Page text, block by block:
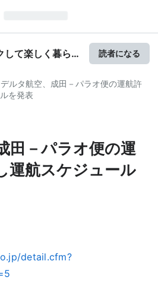
して楽しく暮ら
読者になる
デルタ航空、成田－パラオ便の運航許
を発表
田－パラオ便の運
運航スケジュール
detail.cfm?